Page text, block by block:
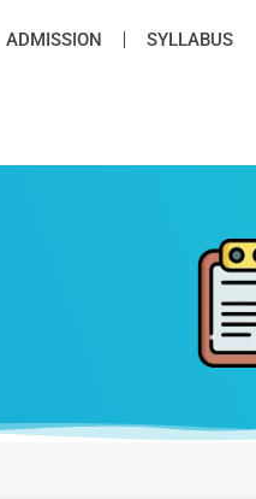
ADMISSION​ SYLLABUS​